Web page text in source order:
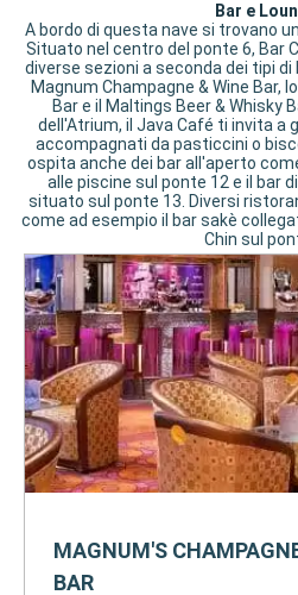
Bar e
A bordo di questa nave si trovano
Situato nel centro del ponte 6, Bar
diverse sezioni a seconda dei tipi di
Magnum Champagne & Wine Bar,
Bar e il Maltings Beer & Whisky
dell'Atrium, il Java Café ti invita a
accompagnati da pasticcini o
ospita anche dei bar all'aperto
alle piscine sul ponte 12 e il bar
situato sul ponte 13. Diversi
come ad esempio il bar sakè
Chin sul
MAGNUM'S
BAR